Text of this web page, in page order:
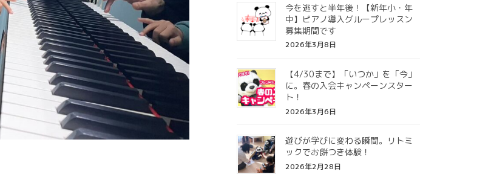
今を逃すと半年後！【新年小・年
中】ピアノ導入グループレッスン
募集期間です
2026年3月8日
【4/30まで】「いつか」を「今」
に。春の入会キャンペーンスター
ト！
2026年3月6日
遊びが学びに変わる瞬間。リトミ
ックでお餅つき体験！
2026年2月28日